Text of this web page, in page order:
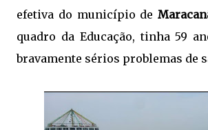
efetiva do município de
quadro da Educação, tinha 59
bravamente sérios problemas de